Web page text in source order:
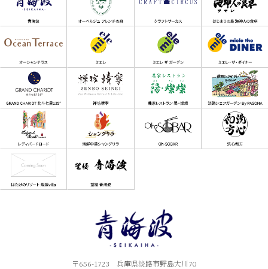
〒656-1723 兵庫県淡路市野島大川70